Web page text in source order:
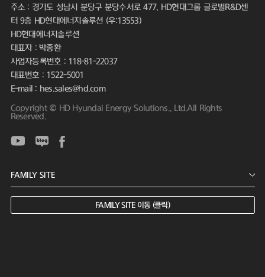
주소 : 경기도 성남시 분당구 분당수서로 477, HD현대그룹 글로벌R&D센
터 9층 HD현대에너지솔루션 (우:13553)
HD현대에너지솔루션
대표자 : 박종환
사업자등록번호 : 118-81-22037
대표번호 : 1522-5001
E-mail : hes.sales@hd.com
Copyright © HD Hyundai Energy Solutions., Ltd.All Rights
Reserved.
FAMILY SITE 이동 (클릭)